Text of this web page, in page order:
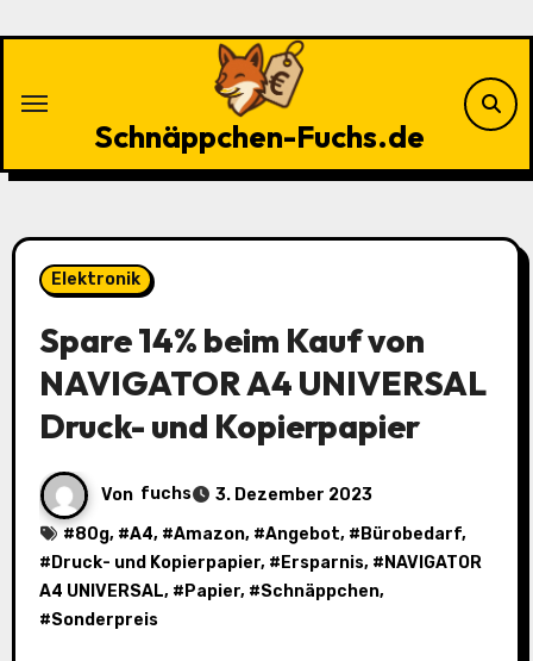
Schnäppchen-Fuchs.de
Elektronik
Spare 14% beim Kauf von
NAVIGATOR A4 UNIVERSAL
Druck- und Kopierpapier
Von fuchs
3. Dezember 2023
#80g, #A4, #Amazon, #Angebot, # Bürobedarf,
# Druck- und Kopierpapier, # Ersparnis, # NAVIGATOR
A4 UNIVERSAL, # Papier, #Schnäppchen,
#Sonderpreis